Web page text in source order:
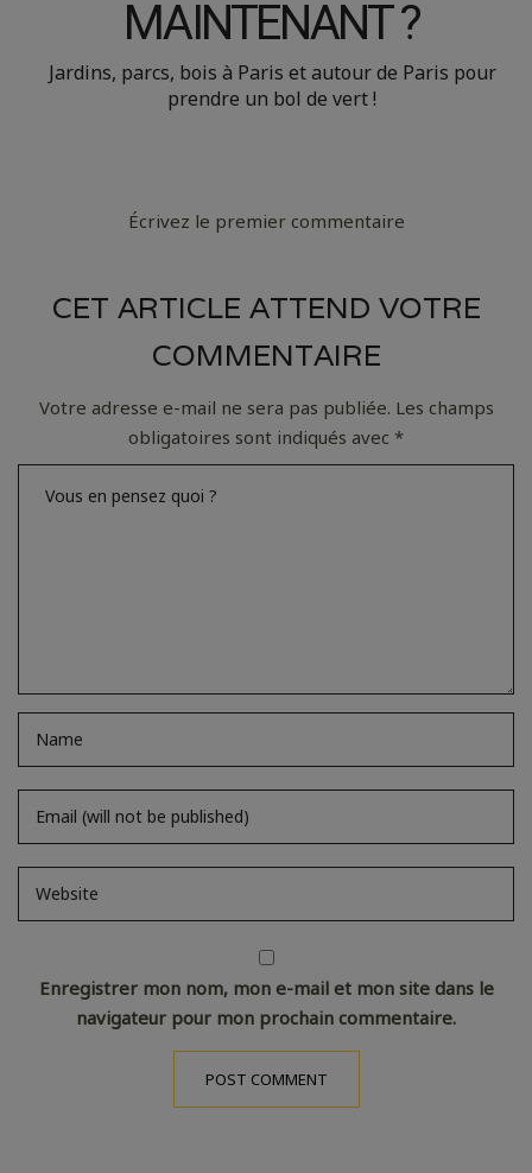
MAINTENANT ?
Jardins, parcs, bois à Paris et autour de Paris pour
prendre un bol de vert !
Écrivez le premier commentaire
CET ARTICLE ATTEND VOTRE
COMMENTAIRE
Votre adresse e-mail ne sera pas publiée. Les champs
obligatoires sont indiqués avec *
Enregistrer mon nom, mon e-mail et mon site dans le
navigateur pour mon prochain commentaire.